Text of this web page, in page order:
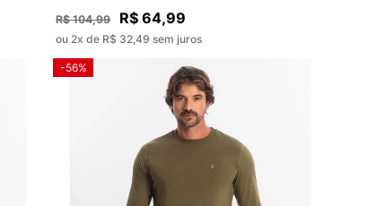
R$ 104,99 R$ 64,99
ou 2x de R$ 32,49 sem juros
-56%